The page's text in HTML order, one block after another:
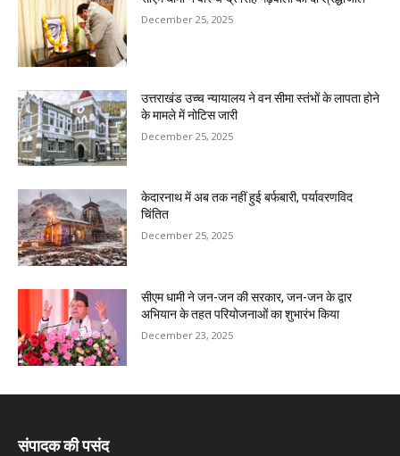
December 25, 2025
उत्तराखंड उच्च न्यायालय ने वन सीमा स्तंभों के लापता होने
के मामले में नोटिस जारी
December 25, 2025
केदारनाथ में अब तक नहीं हुई बर्फबारी, पर्यावरणविद
चिंतित
December 25, 2025
सीएम धामी ने जन-जन की सरकार, जन-जन के द्वार
अभियान के तहत परियोजनाओं का शुभारंभ किया
December 23, 2025
संपादक की पसंद